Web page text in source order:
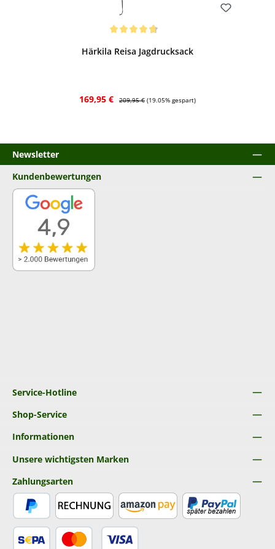
Härkila Reisa Jagdrucksack
Verkaufspreis:
169,95 € Regulärer Preis:
209,95 € (19.05% gespart)
Newsletter
Service-Hotline
Shop-Service
Informationen
Unsere wichtigsten Marken
Kundenbewertungen
Zahlungsarten